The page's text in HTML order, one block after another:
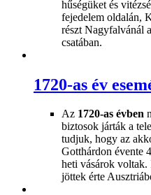
hűségüket és
fejedelem oldalán,
részt Nagyfalvánál
csatában.
1720-as év
Az 1720-as évben
biztosok járták a
tudjuk, hogy az
Gotthárdon évente
heti vásárok voltak.
jöttek érte